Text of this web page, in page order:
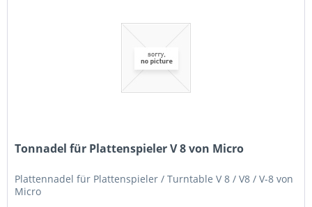
Tonnadel für Plattenspieler V 8 von Micro
Plattennadel für Plattenspieler / Turntable V 8 / V8 / V-8 von
Micro